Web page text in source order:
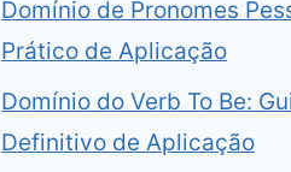
Domínio de Pronomes
Prático de Aplicação
Domínio do Verb To Be:
Definitivo de Aplicação